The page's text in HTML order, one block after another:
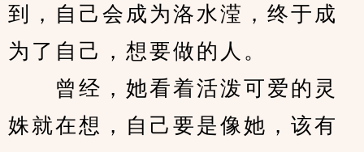
到，自己会成为洛水滢，终于成
为了自己，想要做的人。
曾经，她看着活泼可爱的灵
姝就在想，自己要是像她，该有